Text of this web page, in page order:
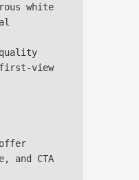
white
view
and CTA